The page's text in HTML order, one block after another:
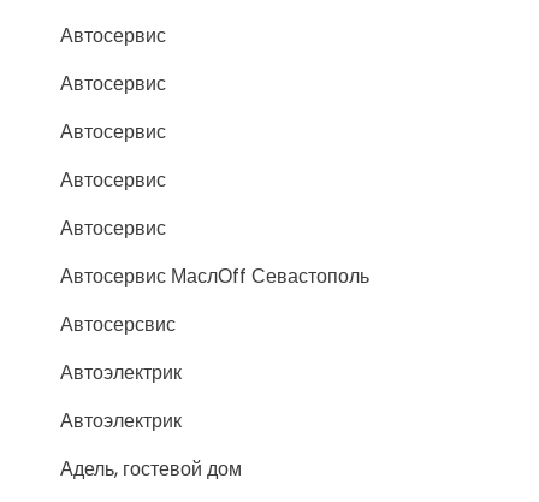
Автосервис
Автосервис
Автосервис
Автосервис
Автосервис
Автосервис МаслОff Севастополь
Автосерсвис
Автоэлектрик
Автоэлектрик
Адель, гостевой дом